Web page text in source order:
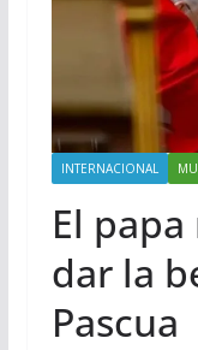
INTERNACIONAL
El
dar la
Pascua